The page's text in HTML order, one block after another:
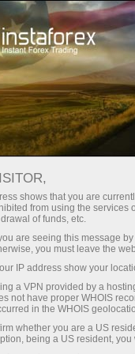
InstaForex-এর
লিভারেজ,
স্টক ও ইনডেক্স
শর্তাবলী।
স্বল্প
প্রতিটি ডিপোজিটে
30% বোনাস
গতির
পরিচয় ট্রেডিংয়ে এবং
shows that you are
from using the services
of funds, etc.
are seeing this message
you must leave the
IP address show your
a VPN provided by a
not have proper WHOIS
in the WHOIS
whether you are a US
being a US resident,